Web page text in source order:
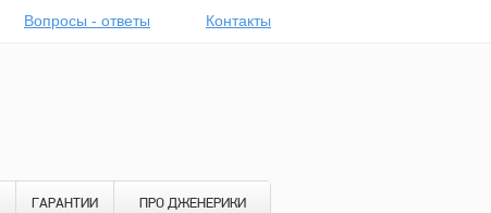
Вопросы - ответы Контакты
ГАРАНТИИ ПРО ДЖЕНЕРИКИ